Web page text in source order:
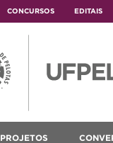
CONCURSOS EDITAIS
PROJETOS